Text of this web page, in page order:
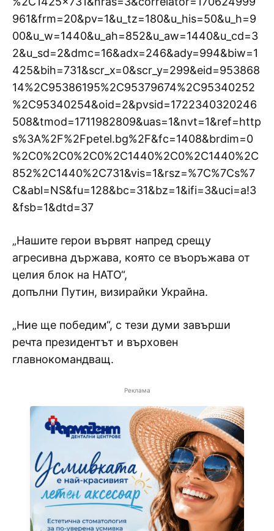
961&frm=20&pv=1&u_tz=180&u_his=50&u_h=9
00&u_w=1440&u_ah=852&u_aw=1440&u_cd=3
2&u_sd=2&dmc=16&adx=246&ady=994&biw=1
425&bih=731&scr_x=0&scr_y=299&eid=953868
14%2C95386195%2C95379674%2C95340252
%2C95340254&oid=2&pvsid=1722340320246
508&tmod=1711982809&uas=1&nvt=1&ref=http
s%3A%2F%2Fpetel.bg%2F&fc=1408&brdim=0
%2C0%2C0%2C0%2C1440%2C0%2C1440%2C
852%2C1440%2C731&vis=1&rsz=%7C%7Cs%7
C&abl=NS&fu=128&bc=31&bz=1&ifi=3&uci=a!3
&fsb=1&dtd=37
„Нашите герои вървят напред срещу
агресивна държава, която се въоръжава от
целия блок на НАТО“,
допълни Путин, визирайки Украйна.
„Ние ще победим“, с тези думи завърши
речта президентът и върховен
главнокомандващ.
Реклама